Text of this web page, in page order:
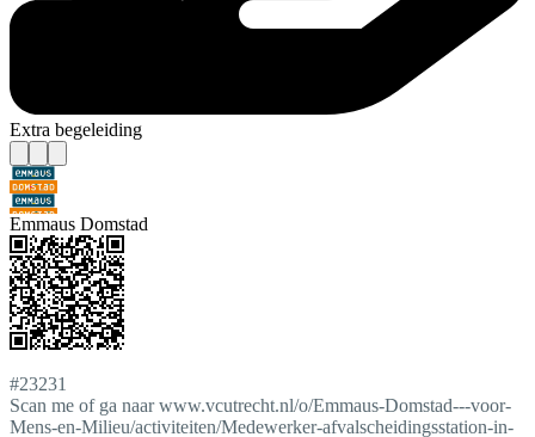
Extra begeleiding
Emmaus Domstad
#23231
Scan me of ga naar www.vcutrecht.nl/o/Emmaus-Domstad---voor-
Mens-en-Milieu/activiteiten/Medewerker-afvalscheidingsstation-in-